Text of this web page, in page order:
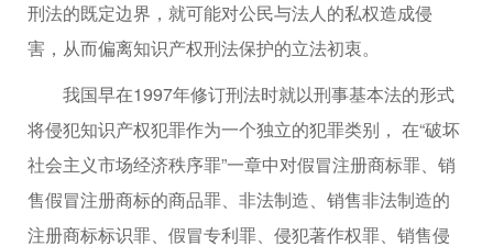
刑法的既定边界，就可能对公民与法人的私权造成侵
害，从而偏离知识产权刑法保护的立法初衷。
我国早在1997年修订刑法时就以刑事基本法的形式
将侵犯知识产权犯罪作为一个独立的犯罪类别， 在“破坏
社会主义市场经济秩序罪”一章中对假冒注册商标罪、销
售假冒注册商标的商品罪、非法制造、销售非法制造的
注册商标标识罪、假冒专利罪、侵犯著作权罪、销售侵